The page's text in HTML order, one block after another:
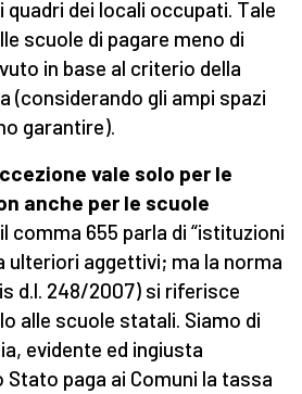
quadri dei locali occupati. Tale
scuole di pagare meno di
in base al criterio della
(considerando gli ampi spazi
garantire).
vale solo per le
anche per le scuole
comma 655 parla di “istituzioni
ulteriori aggettivi; ma la norma
d.l. 248/2007) si riferisce
alle scuole statali. Siamo di
evidente ed ingiusta
paga ai Comuni la tassa